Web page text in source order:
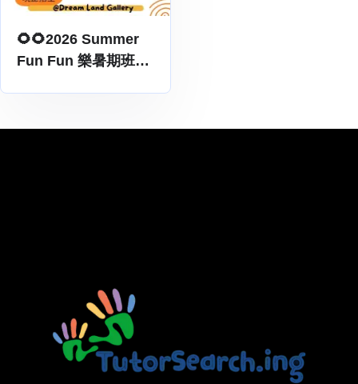
🌻🌻2026 Summer
Fun Fun 樂暑期班🎨-